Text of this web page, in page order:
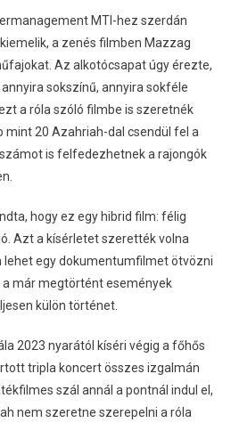
MTI-hez szerdán
a zenés filmben Mazzag
Az alkotócsapat úgy érezte,
sokszínű, annyira sokféle
a róla szóló filmbe is szeretnék
20 Azahriah-dal csendül fel a
is felfedezhetnek a rajongók
hogy ez egy hibrid film: félig
Azt a kísérletet szerették volna
lehet egy dokumentumfilmet ötvözni
már megtörtént események
külön történet.
2023 nyarától kíséri végig a főhős
tripla koncert összes izgalmán
szál annál a pontnál indul el,
nem szeretne szerepelni a róla